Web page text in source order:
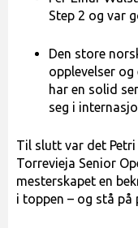
Step 2 og var
Den store
opplevelser
har en solid
seg i
Til slutt var det
Torrevieja Senior
mesterskapet en
i toppen – og stå på